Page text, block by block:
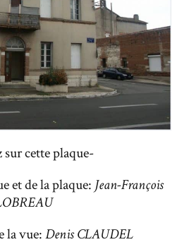
cette plaque-
et de la plaque: Jean-François
la vue:Denis CLAUDEL